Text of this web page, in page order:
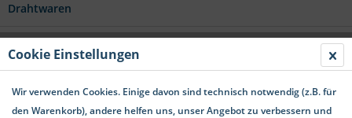
Drahtwaren
Schieferstifte Stahl feuerverzinkt
Cookie Einstellungen
Wir verwenden Cookies. Einige davon sind technisch notwendig (z.B. für
den Warenkorb), andere helfen uns, unser Angebot zu verbessern und